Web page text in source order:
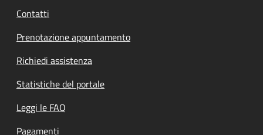
Contatti
Prenotazione appuntamento
Richiedi assistenza
Statistiche del portale
Leggi le FAQ
Pagamenti